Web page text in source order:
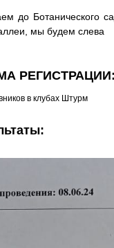
до Ботанического
РЕГИСТРАЦИИ:
в клубах Штурм